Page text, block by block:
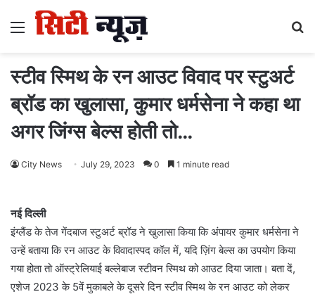
Menu
स्टीव स्मिथ के रन आउट विवाद पर स्टुअर्ट
ब्रॉड का खुलासा, कुमार धर्मसेना ने कहा था
अगर जिंग्स बेल्स होती तो…
City News July 29, 2023 0 1 minute read
नई दिल्ली
इंग्लैंड के तेज गेंदबाज स्टुअर्ट ब्रॉड ने खुलासा किया कि अंपायर कुमार धर्मसेना ने
उन्हें बताया कि रन आउट के विवादास्पद कॉल में, यदि ज़िंग बेल्स का उपयोग किया
गया होता तो ऑस्ट्रेलियाई बल्लेबाज स्टीवन स्मिथ को आउट दिया जाता। बता दें,
एशेज 2023 के 5वें मुकाबले के दूसरे दिन स्टीव स्मिथ के रन आउट को लेकर